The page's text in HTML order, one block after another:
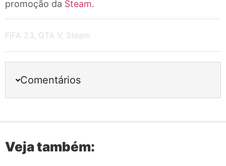
promoção da Steam.
FIFA 23, GTA V, Steam
Comentários
Veja também: